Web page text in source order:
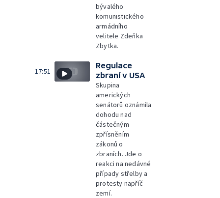
bývalého
komunistického
armádního
velitele Zdeňka
Zbytka.
17:51
Regulace
zbraní v USA
Skupina
amerických
senátorů oznámila
dohodu nad
částečným
zpřísněním
zákonů o
zbraních. Jde o
reakci na nedávné
případy střelby a
protesty napříč
zemí.